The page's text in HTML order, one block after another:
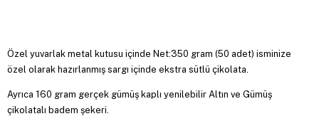
Özel yuvarlak metal kutusu içinde Net:350 gram (50 adet) isminize
özel olarak hazırlanmış sargı içinde ekstra sütlü çikolata.
Ayrıca 160 gram gerçek gümüş kaplı yenilebilir Altın ve Gümüş
çikolatalı badem şekeri.